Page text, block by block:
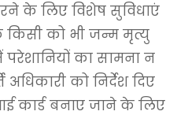
के लिए विशेष सुविधाएं
किसी को भी जन्म मृत्यु
परेशानियों का सामना न
को निर्देश दिए
कार्ड बनाए जाने के लिए